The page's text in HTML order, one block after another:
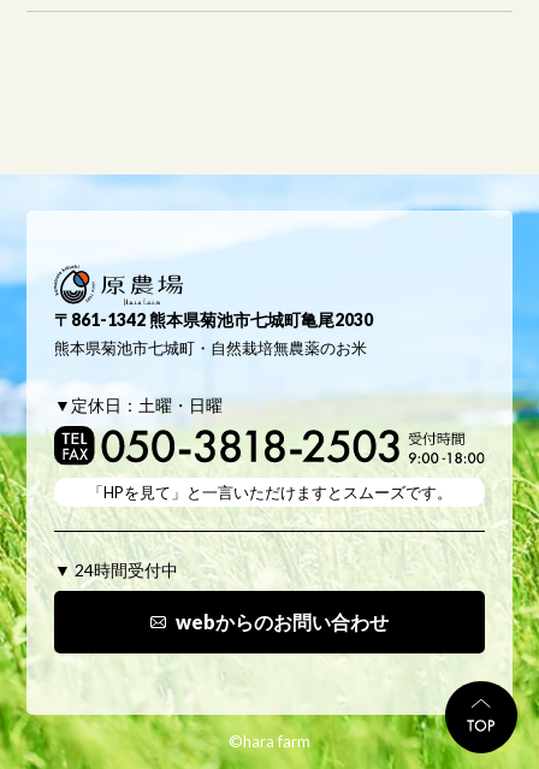
〒861-1342 熊本県菊池市七城町亀尾2030
熊本県菊池市七城町・自然栽培無農薬のお米
▼定休日：土曜・日曜
「HPを見て」と一言いただけますとスムーズです。
▼ 24時間受付中
webからのお問い合わせ
©hara farm